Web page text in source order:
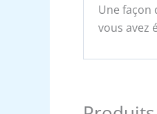
Une façon
vous avez